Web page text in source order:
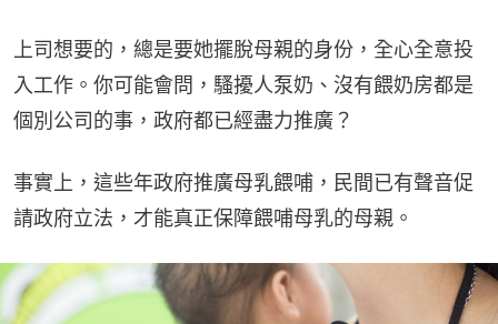
上司想要的，總是要她擺脫母親的身份，全心全意投
入工作。你可能會問，騷擾人泵奶、沒有餵奶房都是
個別公司的事，政府都已經盡力推廣？
事實上，這些年政府推廣母乳餵哺，民間已有聲音促
請政府立法，才能真正保障餵哺母乳的母親。